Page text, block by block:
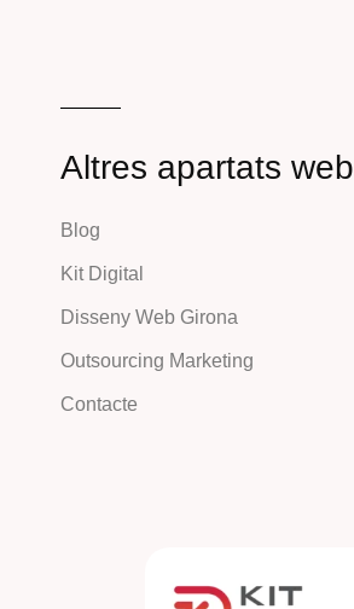
Altres apartats web
Blog
Kit Digital
Disseny Web Girona
Outsourcing Marketing
Contacte